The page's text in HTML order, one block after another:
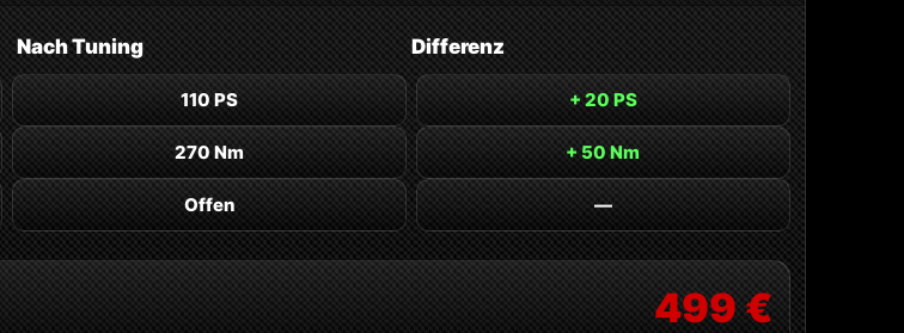
NachTuning Differenz
110 PS + 20 PS
270 Nm + 50 Nm
Offen —
499 €